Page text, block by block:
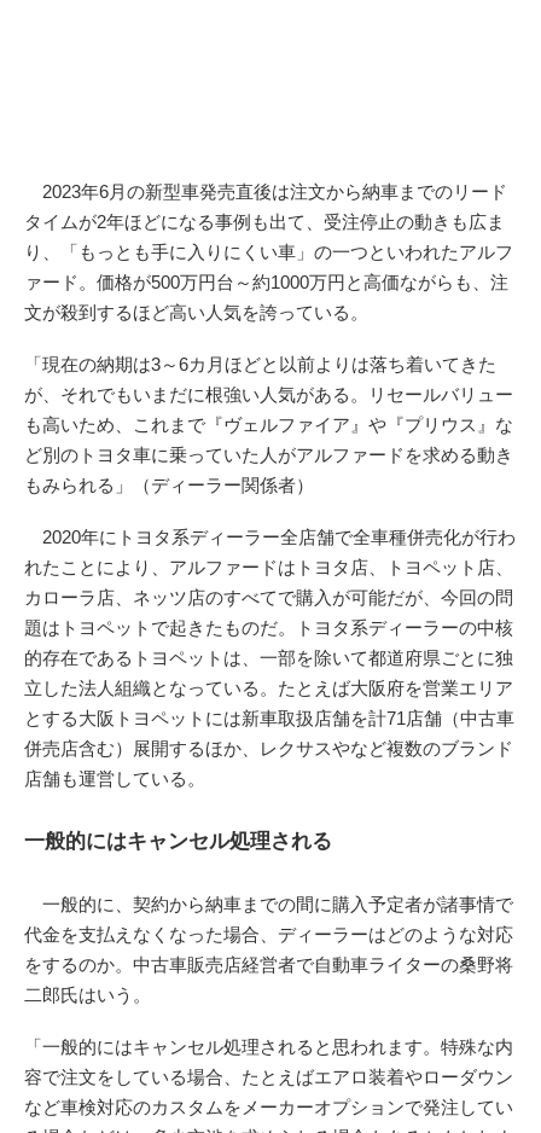
2023年6月の新型車発売直後は注文から納車までのリード
タイムが2年ほどになる事例も出て、受注停止の動きも広ま
り、「もっとも手に入りにくい車」の一つといわれたアルフ
ァード。価格が500万円台～約1000万円と高価ながらも、注
文が殺到するほど高い人気を誇っている。
「現在の納期は3～6カ月ほどと以前よりは落ち着いてきた
が、それでもいまだに根強い人気がある。リセールバリュー
も高いため、これまで『ヴェルファイア』や『プリウス』な
ど別のトヨタ車に乗っていた人がアルファードを求める動き
もみられる」（ディーラー関係者）
2020年にトヨタ系ディーラー全店舗で全車種併売化が行わ
れたことにより、アルファードはトヨタ店、トヨペット店、
カローラ店、ネッツ店のすべてで購入が可能だが、今回の問
題はトヨペットで起きたものだ。トヨタ系ディーラーの中核
的存在であるトヨペットは、一部を除いて都道府県ごとに独
立した法人組織となっている。たとえば大阪府を営業エリア
とする大阪トヨペットには新車取扱店舗を計71店舗（中古車
併売店含む）展開するほか、レクサスやなど複数のブランド
店舗も運営している。
一般的にはキャンセル処理される
一般的に、契約から納車までの間に購入予定者が諸事情で
代金を支払えなくなった場合、ディーラーはどのような対応
をするのか。中古車販売店経営者で自動車ライターの桑野将
二郎氏はいう。
「一般的にはキャンセル処理されると思われます。特殊な内
容で注文をしている場合、たとえばエアロ装着やローダウン
など車検対応のカスタムをメーカーオプションで発注してい